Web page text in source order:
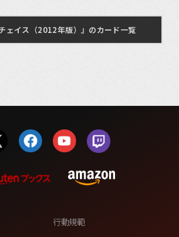
ェイス（2012年版）』のカード一覧
行動規範